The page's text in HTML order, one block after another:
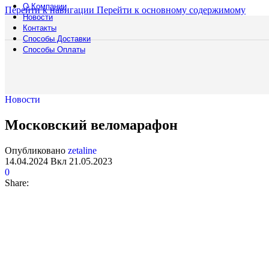
Перейти к навигации Перейти к основному содержимому
О Компании
Новости
Контакты
Способы Доставки
Способы Оплаты
Аренда
Новости
Московский веломарафон
Опубликовано zetaline
14.04.2024 Вкл 21.05.2023
0
Share: